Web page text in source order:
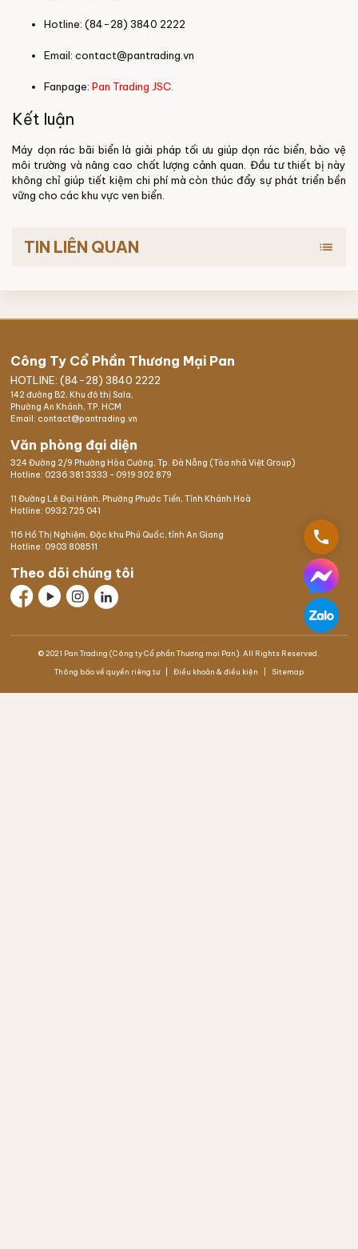
Hotline: (84-28) 3840 2222
Email: contact@pantrading.vn
Fanpage: Pan Trading JSC.
Kết luận
Máy dọn rác bãi biển là giải pháp tối ưu giúp dọn rác biển, bảo vệ
môi trường và nâng cao chất lượng cảnh quan. Đầu tư thiết bị này
không chỉ giúp tiết kiệm chi phí mà còn thúc đẩy sự phát triển bền
vững cho các khu vực ven biển.
TIN LIÊN QUAN list
Công Ty Cổ Phần Thương Mại Pan
HOTLINE: (84-28) 3840 2222
142 đường B2, Khu đô thị Sala,
Phường An Khánh, TP. HCM
Email: contact@pantrading.vn
Văn phòng đại diện
324 Đường 2/9 Phường Hòa Cường, Tp. Đà Nẵng (Tòa nhà Việt Group)
Hotline: 0236 381 3333 - 0919 302 879
11 Đường Lê Đại Hành, Phường Phước Tiến, Tỉnh Khánh Hoà
Hotline: 0932 725 041
116 Hồ Thị Nghiệm, Đặc khu Phú Quốc, tỉnh An Giang
Hotline: 0903 808511
Theo dõi chúng tôi
© 2021 Pan Trading (Công ty Cổ phần Thương mại Pan). All Rights Reserved.
Thông báo về quyền riêng tư Điều khoản & điều kiện Sitemap
phone